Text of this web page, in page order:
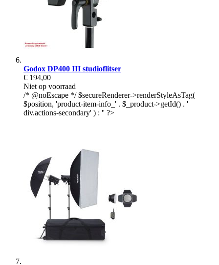
Godox DP400 III studioflitser
€ 194,00
Niet op voorraad
/* @noEscape */ $secureRenderer->renderStyleAsTag(
$position, 'product-item-info_' . $_product->getId() . '
div.actions-secondary' ) : '' ?>